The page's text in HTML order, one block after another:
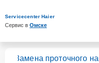
Servicecenter Haier
Сервис в Омске
Замена проточного